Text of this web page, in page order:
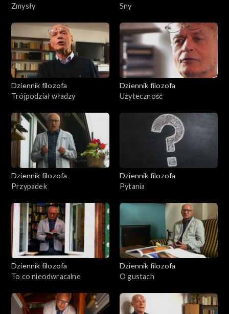
Zmysły
Sny
Dziennik filozofa
Trójpodział władzy
Dziennik filozofa
Użyteczność
Dziennik filozofa
Przypadek
Dziennik filozofa
Pytania
Dziennik filozofa
To co nieodwracalne
Dziennik filozofa
O gustach